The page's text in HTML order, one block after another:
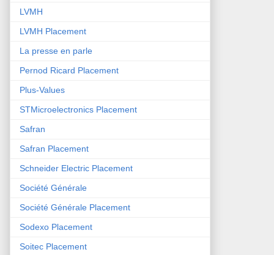
LVMH
LVMH Placement
La presse en parle
Pernod Ricard Placement
Plus-Values
STMicroelectronics Placement
Safran
Safran Placement
Schneider Electric Placement
Société Générale
Société Générale Placement
Sodexo Placement
Soitec Placement